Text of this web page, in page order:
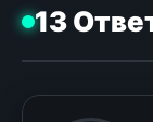
13